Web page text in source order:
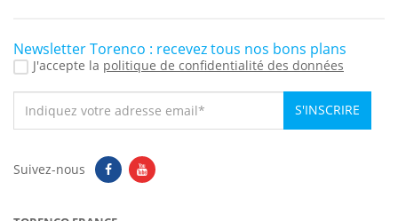
Newsletter Torenco : recevez tous nos bons plans
J'accepte la politique de confidentialité des données
S'INSCRIRE
Suivez-nous